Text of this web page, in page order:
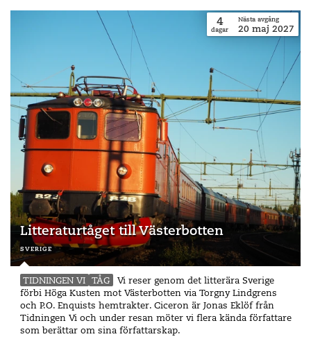
Litteraturtåget till Västerbotten
sverige
4
dagar
Nästa avgång
20 maj 2027
TIDNINGEN VI TÅG
Vi reser genom det litterära Sverige
förbi Höga Kusten mot Västerbotten via Torgny Lindgrens
och P.O. Enquists hemtrakter. Ciceron är Jonas Eklöf från
Tidningen Vi och under resan möter vi flera kända författare
som berättar om sina författarskap.